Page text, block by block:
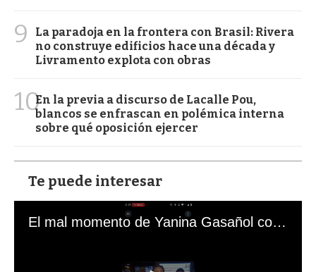
9
La paradoja en la frontera con Brasil: Rivera
no construye edificios hace una década y
Livramento explota con obras
10En la previa a discurso de Lacalle Pou,
blancos se enfrascan en polémica interna
sobre qué oposición ejercer
Te puede interesar
El mal momento de Yanina Gasañol con un hincha argentino en "Subrayado"